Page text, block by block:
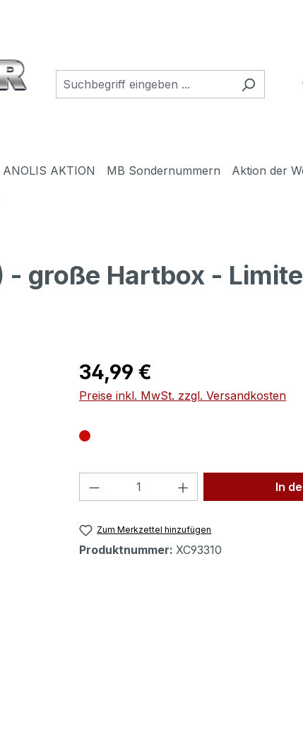
ANOLIS AKTION MB Sondernummern Aktion der
- große Hartbox -
Regulärer Preis:
34,99 €
Preise inkl. MwSt. zzgl. Versandkosten
Produkt Anzahl: Gib den
In
Zum Merkzettel hinzufügen
Produktnummer: XC93310